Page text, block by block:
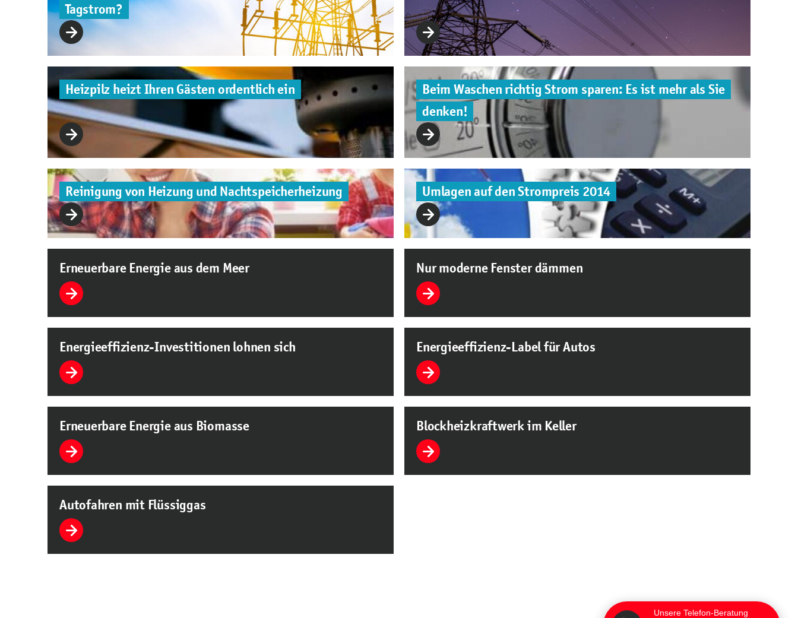
Tagstrom?
Heizpilz heizt Ihren Gästen ordentlich ein
Beim Waschen richtig Strom sparen: Es ist mehr als Sie
denken!
Reinigung von Heizung und Nachtspeicherheizung Umlagen auf den Strompreis 2014
Erneuerbare Energie aus dem Meer Nur moderne Fenster dämmen
Energieeffizienz-Investitionen lohnen sich Energieeffizienz-Label für Autos
Erneuerbare Energie aus Biomasse Blockheizkraftwerk im Keller
Autofahren mit Flüssiggas
Unsere Telefon-Beratung